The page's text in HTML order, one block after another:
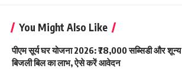
You Might Also Like
पीएम सूर्य घर योजना 2026: ₹78,000 सब्सिडी और शून्य
बिजली बिल का लाभ, ऐसे करें आवेदन